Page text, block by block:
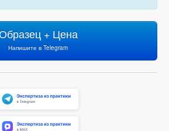
+ Цена
Напишите в Telegram